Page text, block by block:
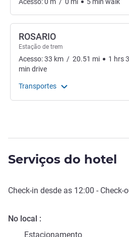
ROSARIO
Estação de trem
Acesso:33 km / 20.51 mi 1 hrs
min drive
Transportes
Serviços do hotel
Check-in desde as 12:00 - Check-
No local
Estacionamento